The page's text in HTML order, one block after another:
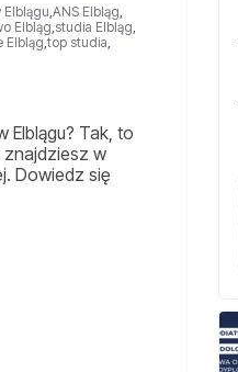
,ANS Elbląg,
Elbląg,studia Elbląg,
Elbląg,top studia,
Elblągu? Tak, to
znajdziesz w
Dowiedz się